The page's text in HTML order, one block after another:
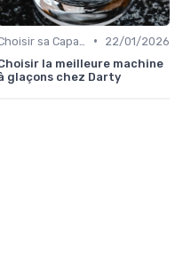
•
22/01/2026
la meilleure machine
glaçons chez Darty